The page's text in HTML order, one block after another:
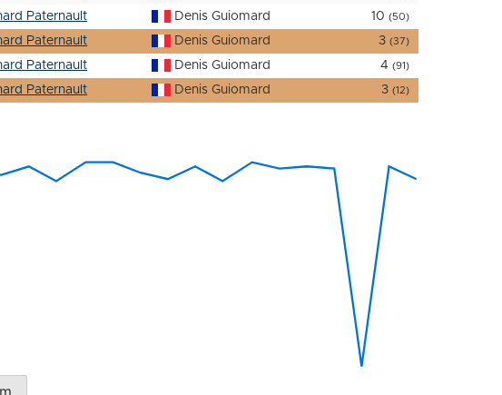
Paternault Denis Guiomard 10 (50)
Paternault Denis Guiomard 3 (37)
Paternault Denis Guiomard 4 (91)
Paternault Denis Guiomard 3 (12)